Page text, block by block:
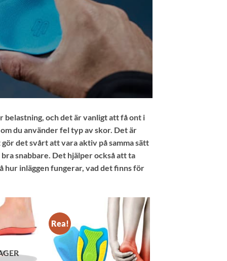
belastning, och det är vanligt att få ont i
du använder fel typ av skor. Det är
det svårt att vara aktiv på samma sätt
snabbare. Det hjälper också att ta
hur inläggen fungerar, vad det finns för
Rea!